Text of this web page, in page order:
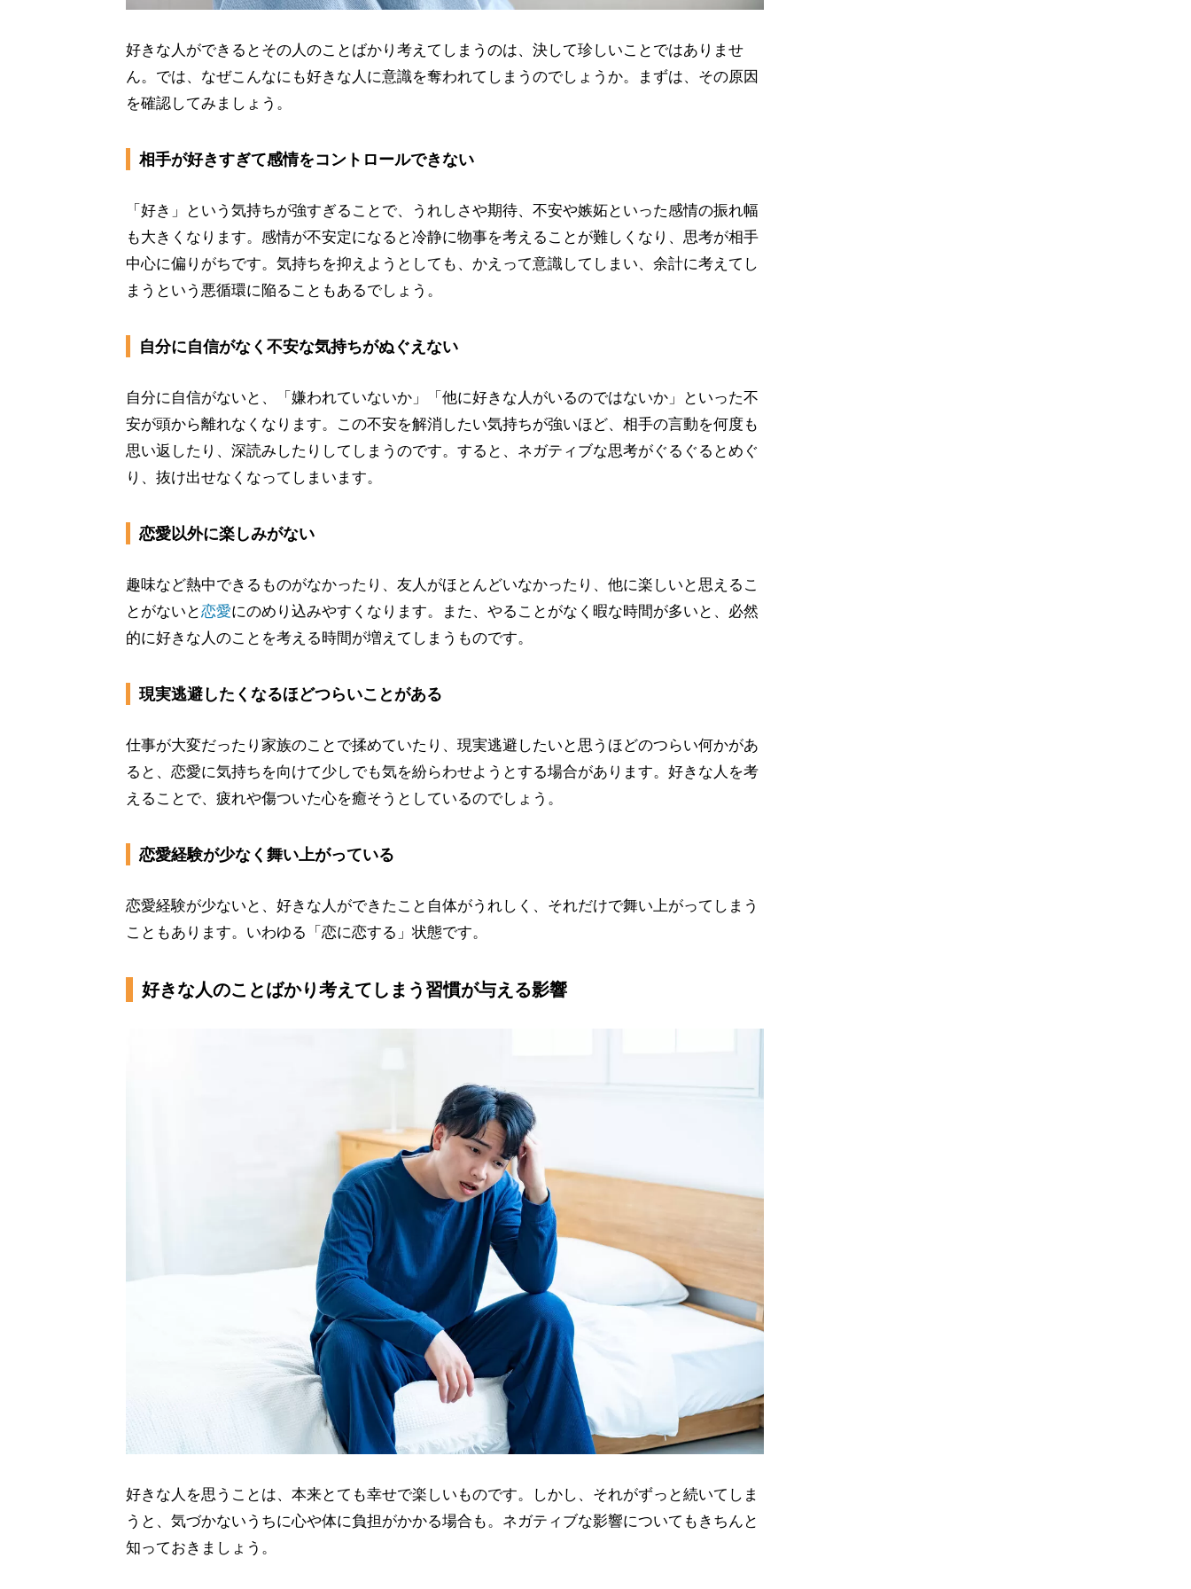
好きな人ができるとその人のことばかり考えてしまうのは、決して珍しいことではありませ
ん。では、なぜこんなにも好きな人に意識を奪われてしまうのでしょうか。まずは、その原因
を確認してみましょう。
相手が好きすぎて感情をコントロールできない
「好き」という気持ちが強すぎることで、うれしさや期待、不安や嫉妬といった感情の振れ幅
も大きくなります。感情が不安定になると冷静に物事を考えることが難しくなり、思考が相手
中心に偏りがちです。気持ちを抑えようとしても、かえって意識してしまい、余計に考えてし
まうという悪循環に陥ることもあるでしょう。
自分に自信がなく不安な気持ちがぬぐえない
自分に自信がないと、「嫌われていないか」「他に好きな人がいるのではないか」といった不
安が頭から離れなくなります。この不安を解消したい気持ちが強いほど、相手の言動を何度も
思い返したり、深読みしたりしてしまうのです。すると、ネガティブな思考がぐるぐるとめぐ
り、抜け出せなくなってしまいます。
恋愛以外に楽しみがない
趣味など熱中できるものがなかったり、友人がほとんどいなかったり、他に楽しいと思えるこ
とがないと恋愛にのめり込みやすくなります。また、やることがなく暇な時間が多いと、必然
的に好きな人のことを考える時間が増えてしまうものです。
現実逃避したくなるほどつらいことがある
仕事が大変だったり家族のことで揉めていたり、現実逃避したいと思うほどのつらい何かがあ
ると、恋愛に気持ちを向けて少しでも気を紛らわせようとする場合があります。好きな人を考
えることで、疲れや傷ついた心を癒そうとしているのでしょう。
恋愛経験が少なく舞い上がっている
恋愛経験が少ないと、好きな人ができたこと自体がうれしく、それだけで舞い上がってしまう
こともあります。いわゆる「恋に恋する」状態です。
好きな人のことばかり考えてしまう習慣が与える影響
好きな人を思うことは、本来とても幸せで楽しいものです。しかし、それがずっと続いてしま
うと、気づかないうちに心や体に負担がかかる場合も。ネガティブな影響についてもきちんと
知っておきましょう。